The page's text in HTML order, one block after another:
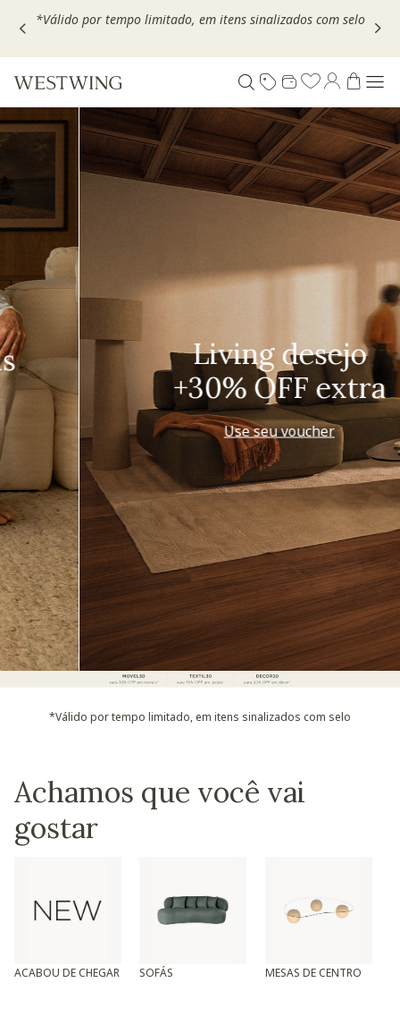
useMOVEL30, *Válido por tempo limitado, em itens
Living desejo
+30% OFF extra
Use seu voucher
*Válido por tempo limitado, em itens sinalizados com selo
Achamos que você vai
gostar
ACABOU DE CHEGAR SOFÁS MESAS DE CENTRO